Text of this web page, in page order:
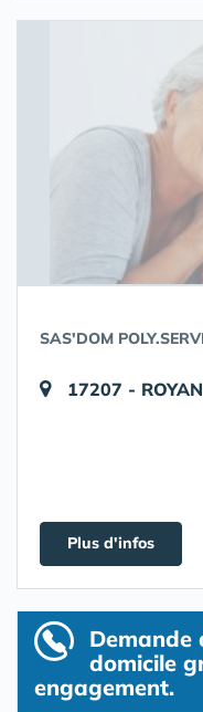
SAS'DOM
17207 -
Plus d'infos
Demande
domicile
engagement.